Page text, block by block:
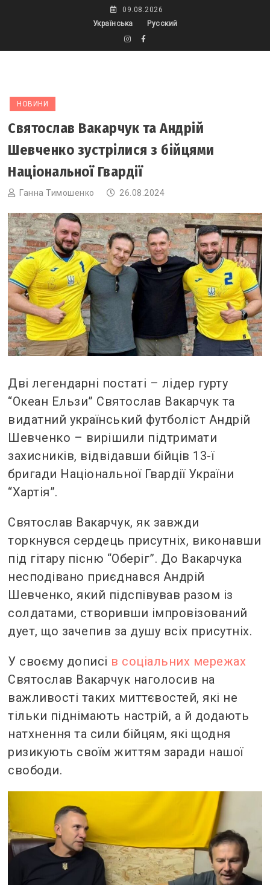
09.08.2026
Українська
Русский
НОВИНИ
Святослав Вакарчук та Андрій
Шевченко зустрілися з бійцями
Національної Гвардії
Ганна Тимошенко 26.08.2024
Дві легендарні постаті – лідер гурту
“Океан Ельзи” Святослав Вакарчук та
видатний український футболіст Андрій
Шевченко – вирішили підтримати
захисників, відвідавши бійців 13-ї
бригади Національної Гвардії України
“Хартія”.
Святослав Вакарчук, як завжди
торкнувся сердець присутніх, виконавши
під гітару пісню “Оберіг”. До Вакарчука
несподівано приєднався Андрій
Шевченко, який підспівував разом із
солдатами, створивши імпровізований
дует, що зачепив за душу всіх присутніх.
У своєму дописі в соціальних мережах
Святослав Вакарчук наголосив на
важливості таких миттєвостей, які не
тільки піднімають настрій, а й додають
натхнення та сили бійцям, які щодня
ризикують своїм життям заради нашої
свободи.